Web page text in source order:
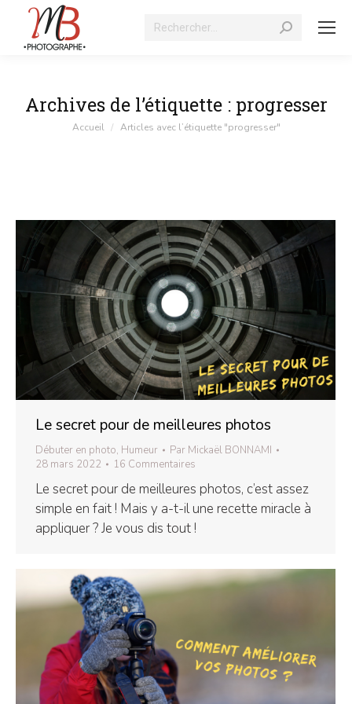
Recherche
Archives de l’étiquette : progresser
Vous êtes ici :
Accueil Articles avec l’étiquette "progresser"
Le secret pour de meilleures photos
Débuter en photo, Humeur Par Mickaël BONNAMI
28 mars 2022
16 Commentaires
Le secret pour de meilleures photos, c’est assez
simple en fait ! Mais y a-t-il une recette miracle à
appliquer ? Je vous dis tout !